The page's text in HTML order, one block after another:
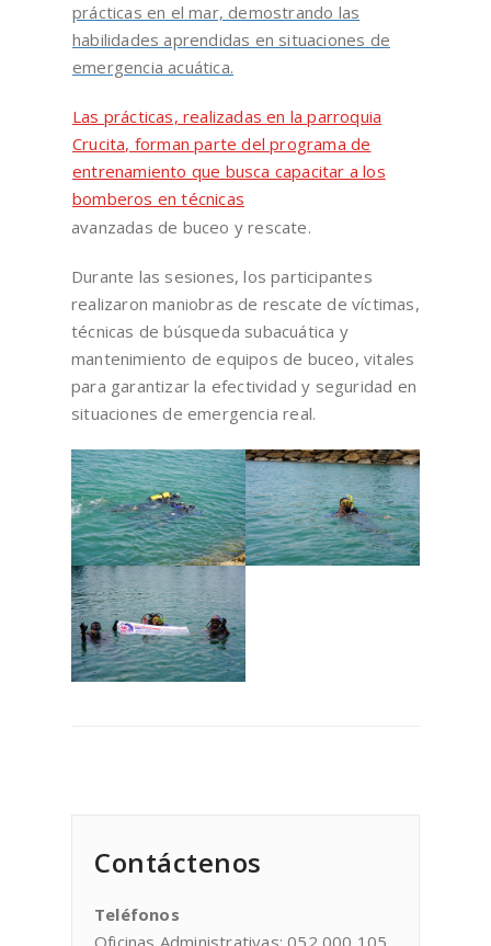
prácticas en el mar, demostrando las
habilidades aprendidas en situaciones de
emergencia acuática.
Las prácticas, realizadas en la parroquia
Crucita, forman parte del programa de
entrenamiento que busca capacitar a los
bomberos en técnicas
avanzadas de buceo y rescate.
Durante las sesiones, los participantes
realizaron maniobras de rescate de víctimas,
técnicas de búsqueda subacuática y
mantenimiento de equipos de buceo, vitales
para garantizar la efectividad y seguridad en
situaciones de emergencia real.
Contáctenos
Teléfonos